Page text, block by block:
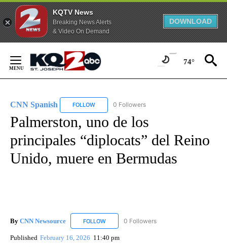
KQTV News
Breaking News Alerts
& Video On Demand
DOWNLOAD
Content
74°
CNN Spanish FOLLOW FOLLOW "CNN SPANISH" TO RECEIVE
0 Followers
Palmerston, uno de los
principales “diplocats” del Reino
Unido, muere en Bermudas
By CNN Newsource FOLLOW FOLLOW "CNN NEWSOURCE" TO RECEIVE
0 Followers
Published February 16, 2026 11:40 pm